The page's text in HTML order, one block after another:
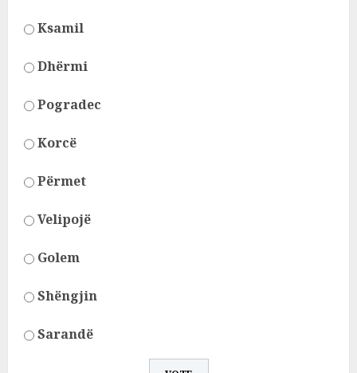
Ksamil
Dhërmi
Pogradec
Korcë
Përmet
Velipojë
Golem
Shëngjin
Sarandë